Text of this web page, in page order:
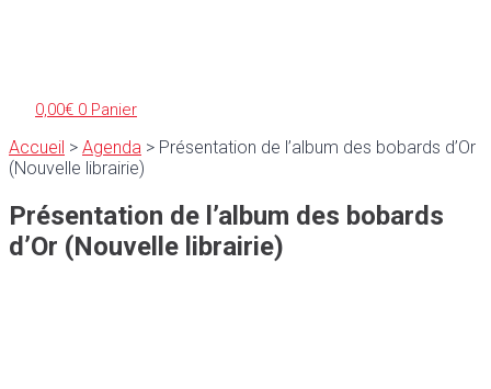
0,00€ 0 Panier
Accueil > Agenda > Présentation de l’album des bobards d’Or
(Nouvelle librairie)
Présentation de l’album des bobards
d’Or (Nouvelle librairie)